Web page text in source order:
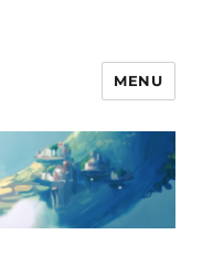
MENU